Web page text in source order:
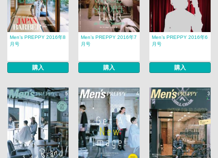
Men’s PREPPY 2016年8
月号
購入
Men’s PREPPY 2016年7
月号
購入
Men’s PREPPY 2016年6
月号
購入